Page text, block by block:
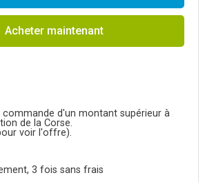
Acheter maintenant
d'un montant supérieur à
de la Corse.
voir l'offre).
3 fois sans frais